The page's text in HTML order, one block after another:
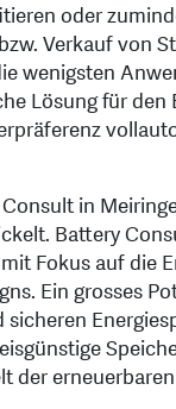
oder
Verkauf von
wenigsten
Lösung für
in
Battery
Fokus auf die
Ein grosses
der